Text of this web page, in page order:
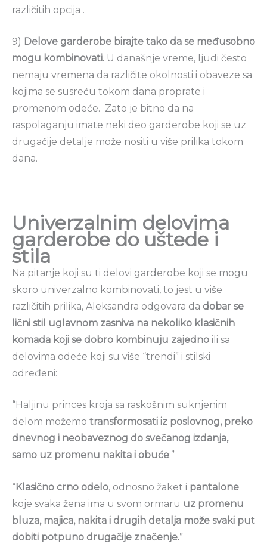
različitih opcija .
9) Delove garderobe birajte tako da se međusobno
mogu kombinovati. U današnje vreme, ljudi često
nemaju vremena da različite okolnosti i obaveze sa
kojima se susreću tokom dana proprate i
promenom odeće. Zato je bitno da na
raspolaganju imate neki deo garderobe koji se uz
drugačije detalje može nositi u više prilika tokom
dana.
Univerzalnim delovima
garderobe do uštede i
stila
Na pitanje koji su ti delovi garderobe koji se mogu
skoro univerzalno kombinovati, to jest u više
različitih prilika, Aleksandra odgovara da dobar se
lični stil uglavnom zasniva na nekoliko klasičnih
komada koji se dobro kombinuju zajedno ili sa
delovima odeće koji su više “trendi” i stilski
određeni:
“Haljinu princes kroja sa raskošnim suknjenim
delom možemo transformosati iz poslovnog, preko
dnevnog i neobaveznog do svečanog izdanja,
samo uz promenu nakita i obuće:”
“Klasično crno odelo, odnosno žaket i pantalone
koje svaka žena ima u svom ormaru uz promenu
bluza, majica, nakita i drugih detalja može svaki put
dobiti potpuno drugačije značenje.”